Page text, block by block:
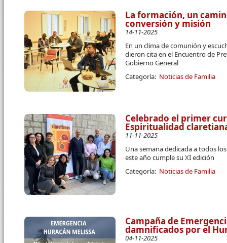
La formación, un
conversión y misión
14-11-2025
En un clima de comunión y
dieron cita en el Encuentro de
Gobierno General
Categoría: Noticias de Familia
Celebrado el primer
Espiritualidad
11-11-2025
Una semana dedicada a todos
este año cumple su XI edición
Categoría: Noticias de Familia
Campaña de
damnificados por el
04-11-2025